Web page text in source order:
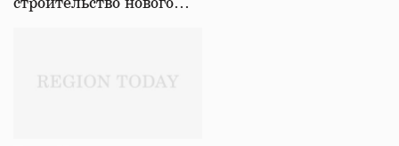
строительство нового…